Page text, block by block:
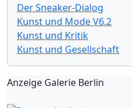
Der Sneaker-Dialog
Kunst und Mode V6.2
Kunst und Kritik
Kunst und Gesellschaft
Anzeige Galerie Berlin